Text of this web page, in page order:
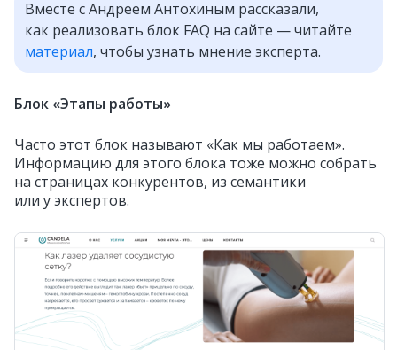
Вместе с Андреем Антохиным рассказали,
как реализовать блок FAQ на сайте — читайте
материал, чтобы узнать мнение эксперта.
Блок «Этапы работы»
Часто этот блок называют «Как мы работаем».
Информацию для этого блока тоже можно собрать
на страницах конкурентов, из семантики
или у экспертов.